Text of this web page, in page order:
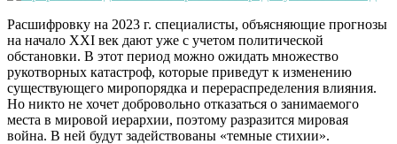
Расшифровку на 2023 г. специалисты, объясняющие прогнозы
на начало ХХI век дают уже с учетом политической
обстановки. В этот период можно ожидать множество
рукотворных катастроф, которые приведут к изменению
существующего миропорядка и перераспределения влияния.
Но никто не хочет добровольно отказаться о занимаемого
места в мировой иерархии, поэтому разразится мировая
война. В ней будут задействованы «темные стихии».